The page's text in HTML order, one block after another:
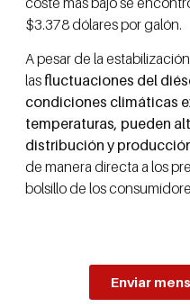
$3.378 dólares por galón.
A pesar de la
las fluctuaciones del
condiciones climáticas
temperaturas, pueden
distribución y
de manera directa a los
bolsillo de los
Enviar